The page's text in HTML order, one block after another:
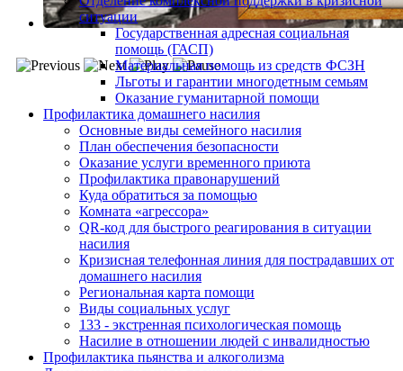
ситуации
Государственная адресная социальная
помощь (ГАСП)
Материальная помощь из средств ФСЗН
Льготы и гарантии многодетным семьям
Оказание гуманитарной помощи
Профилактика домашнего насилия
Основные виды семейного насилия
План обеспечения безопасности
Оказание услуги временного приюта
Профилактика правонарушений
Куда обратиться за помощью
Комната «агрессора»
QR-код для быстрого реагирования в ситуации
насилия
Кризисная телефонная линия для пострадавших от
домашнего насилия
Региональная карта помощи
Виды социальных услуг
133 - экстренная психологическая помощь
Насилие в отношении людей с инвалидностью
Профилактика пьянства и алкоголизма